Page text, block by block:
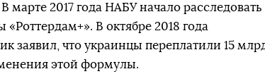
2017 года НАБУ начало расследовать
В октябре 2018 года
заявил, что украинцы переплатили 15
этой формулы.